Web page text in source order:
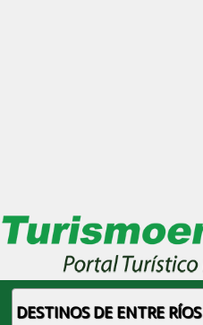
DESTINOS DE ENTRE RÍOS